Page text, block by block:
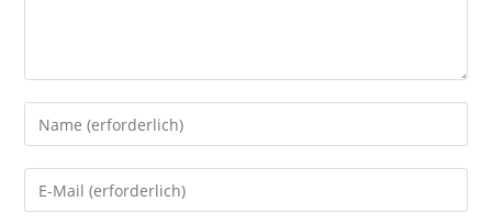
Gib
deinen
Namen
oder
Gib
deine